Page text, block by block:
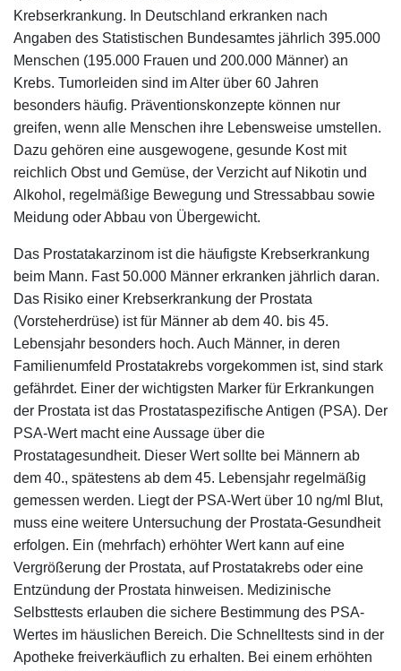
Krebserkrankung. In Deutschland erkranken nach
Angaben des Statistischen Bundesamtes jährlich 395.000
Menschen (195.000 Frauen und 200.000 Männer) an
Krebs. Tumorleiden sind im Alter über 60 Jahren
besonders häufig. Präventionskonzepte können nur
greifen, wenn alle Menschen ihre Lebensweise umstellen.
Dazu gehören eine ausgewogene, gesunde Kost mit
reichlich Obst und Gemüse, der Verzicht auf Nikotin und
Alkohol, regelmäßige Bewegung und Stressabbau sowie
Meidung oder Abbau von Übergewicht.
Das Prostatakarzinom ist die häufigste Krebserkrankung
beim Mann. Fast 50.000 Männer erkranken jährlich daran.
Das Risiko einer Krebserkrankung der Prostata
(Vorsteherdrüse) ist für Männer ab dem 40. bis 45.
Lebensjahr besonders hoch. Auch Männer, in deren
Familienumfeld Prostatakrebs vorgekommen ist, sind stark
gefährdet. Einer der wichtigsten Marker für Erkrankungen
der Prostata ist das Prostataspezifische Antigen (PSA). Der
PSA-Wert macht eine Aussage über die
Prostatagesundheit. Dieser Wert sollte bei Männern ab
dem 40., spätestens ab dem 45. Lebensjahr regelmäßig
gemessen werden. Liegt der PSA-Wert über 10 ng/ml Blut,
muss eine weitere Untersuchung der Prostata-Gesundheit
erfolgen. Ein (mehrfach) erhöhter Wert kann auf eine
Vergrößerung der Prostata, auf Prostatakrebs oder eine
Entzündung der Prostata hinweisen. Medizinische
Selbsttests erlauben die sichere Bestimmung des PSA-
Wertes im häuslichen Bereich. Die Schnelltests sind in der
Apotheke freiverkäuflich zu erhalten. Bei einem erhöhten